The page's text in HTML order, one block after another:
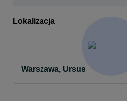
Lokalizacja
Warszawa, Ursus